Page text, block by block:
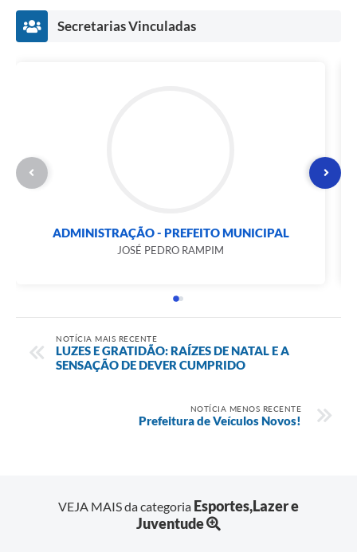
Secretarias Vinculadas
ADMINISTRAÇÃO - PREFEITO MUNICIPAL
JOSÉ PEDRO RAMPIM
NOTÍCIA MAIS RECENTE
LUZES E GRATIDÃO: RAÍZES DE NATAL E A
SENSAÇÃO DE DEVER CUMPRIDO
NOTÍCIA MENOS RECENTE
Prefeitura de Veículos Novos!
VEJA MAIS da categoria Esportes,Lazer e
Juventude